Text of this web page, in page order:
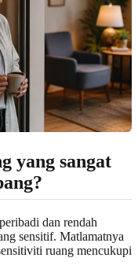
yang sangat
dan rendah
sensitif. Matlamatnya
ruang mencukupi